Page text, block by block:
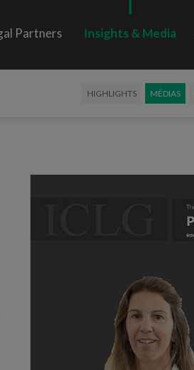
Partners Insights & Media
HIGHLIGHTS MÉDIAS